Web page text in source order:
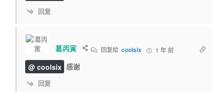
回复
葛丙寅 回复给coolsix 1 年 前
@ coolsix 感谢
回复